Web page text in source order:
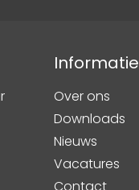
Informatie
Over ons
Downloads
Nieuws
Vacatures